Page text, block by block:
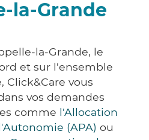
la-Grande
la-Grande, le
et sur l'ensemble
Click&Care vous
vos demandes
comme l'Allocation
(APA) ou